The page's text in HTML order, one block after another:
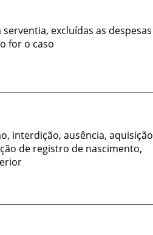
excluídas as despesas
for o caso
interdição, ausência, aquisição
de registro de nascimento,